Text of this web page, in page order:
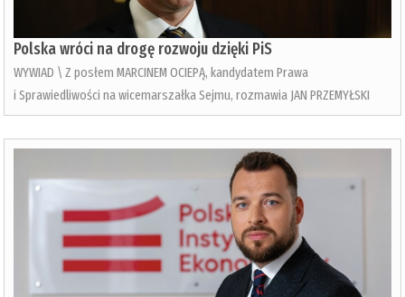
Polska wróci na drogę rozwoju dzięki PiS
WYWIAD \ Z posłem MARCINEM OCIEPĄ, kandydatem Prawa
i Sprawiedliwości na wicemarszałka Sejmu, rozmawia JAN PRZEMYŁSKI